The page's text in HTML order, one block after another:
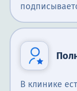
В клинике